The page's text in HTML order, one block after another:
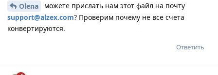
Olena
можете прислать нам этот файл на почту
support@alzex.com? Проверим почему не все счета
конвертируются.
Ответить